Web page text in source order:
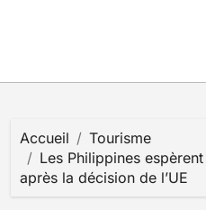
Accueil
Tourisme
Les Philippines
après la décision de l’UE